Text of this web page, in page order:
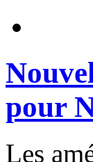
pour
Les